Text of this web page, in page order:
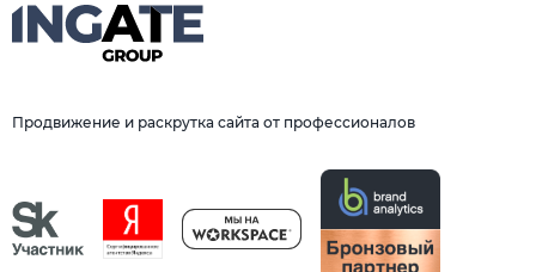
Продвижение и раскрутка сайта от профессионалов